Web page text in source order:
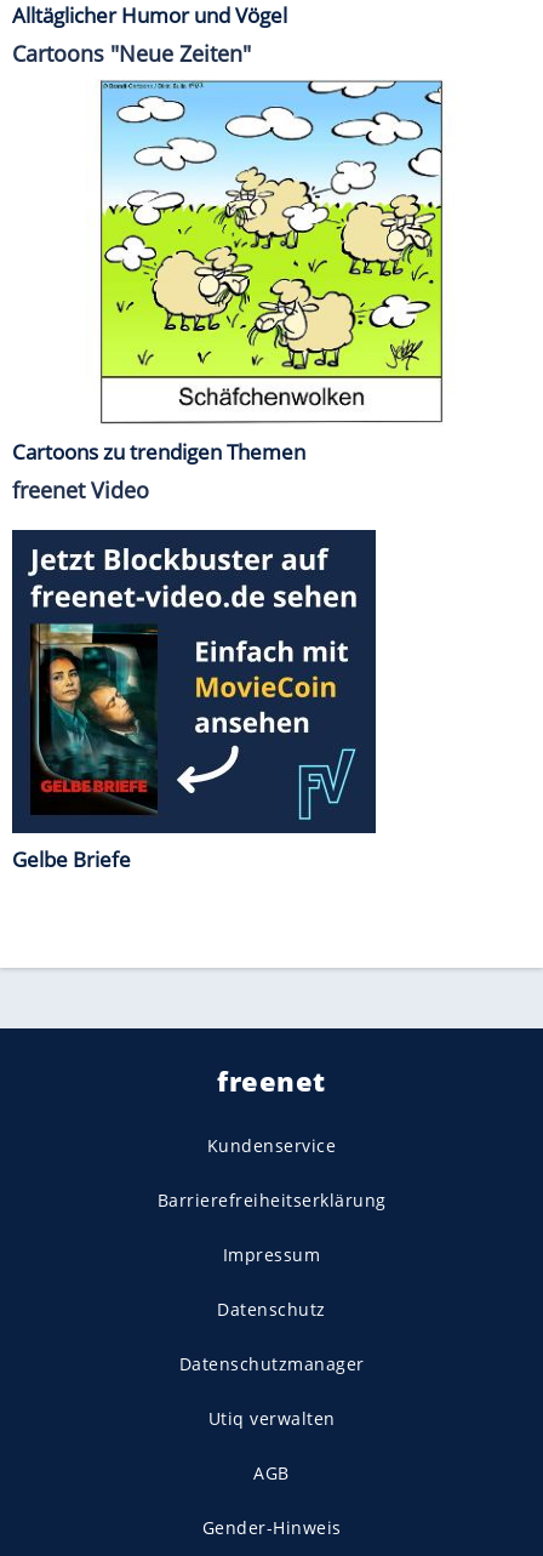
Alltäglicher Humor und Vögel
Cartoons "Neue Zeiten"
Cartoons zu trendigen Themen
freenet Video
Gelbe Briefe
freenet
Kundenservice
Barrierefreiheitserklärung
Impressum
Datenschutz
Datenschutzmanager
Utiq verwalten
AGB
Gender-Hinweis